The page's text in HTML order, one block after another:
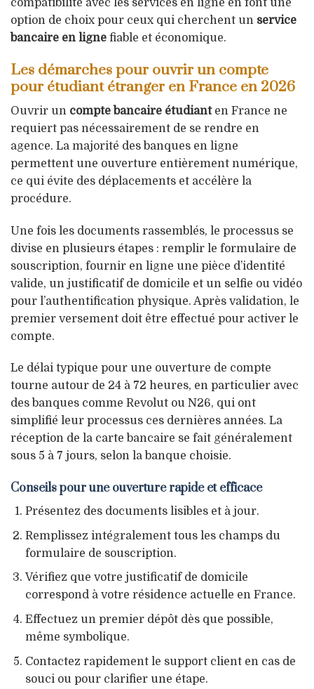
compatibilité avec les services en ligne en font une
option de choix pour ceux qui cherchent un service
bancaire en ligne fiable et économique.
Les démarches pour ouvrir un compte
pour étudiant étranger en France en 2026
Ouvrir un compte bancaire étudianten France ne
requiert pas nécessairement de se rendre en
agence. La majorité des banques en ligne
permettent une ouverture entièrement numérique,
ce qui évite des déplacements et accélère la
procédure.
Une fois les documents rassemblés, le processus se
divise en plusieurs étapes : remplir le formulaire de
souscription, fournir en ligne une pièce d’identité
valide, un justificatif de domicile et un selfie ou vidéo
pour l’authentification physique. Après validation, le
premier versement doit être effectué pour activer le
compte.
Le délai typique pour une ouverture de compte
tourne autour de 24 à 72 heures, en particulier avec
des banques comme Revolut ou N26, qui ont
simplifié leur processus ces dernières années. La
réception de la carte bancaire se fait généralement
sous 5 à 7 jours, selon la banque choisie.
Conseils pour une ouverture rapide et efficace
Présentez des documents lisibles et à jour.
Remplissez intégralement tous les champs du
formulaire de souscription.
Vérifiez que votre justificatif de domicile
correspond à votre résidence actuelle en France.
Effectuez un premier dépôt dès que possible,
même symbolique.
Contactez rapidement le support client en cas de
souci ou pour clarifier une étape.